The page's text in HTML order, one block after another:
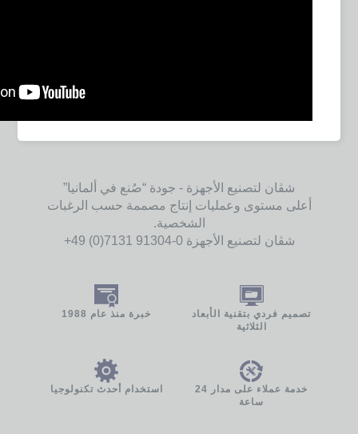
شڤان لتصنيع الأجهزة - جودة “صُنع في ألمانيا”
أعلى مستوى وعمليات إنتاج مصممة حسب الرغبات
الشخصية.
شڤان لتصنيع الأجهزة ‎+49 (0)7131 91304-0
خبرة منذ عام 1988
تصميم فردي بتقنية الأبعاد
الثلاثية
استخدام أحدث تكنولوجيا
خدمة عملاء على مدار 24
ساعة